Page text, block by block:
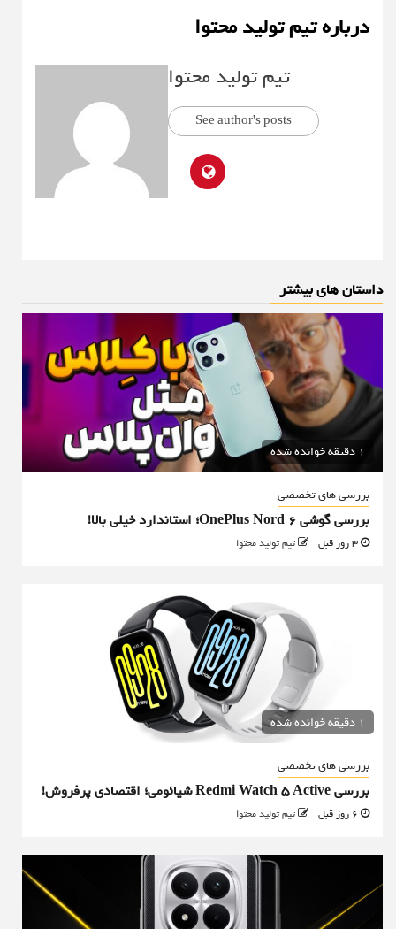
درباره تیم تولید محتوا
تیم تولید محتوا
See author's posts
داستان های بیشتر
1 دقیقه خوانده شده
بررسی های تخصصی
بررسی گوشی OnePlus Nord 6؛ استاندارد خیلی بالا!
تیم تولید محتوا
1 دقیقه خوانده شده
بررسی های تخصصی
بررسی Redmi Watch 5 Active شیائومی؛ اقتصادی پرفروش!
تیم تولید محتوا